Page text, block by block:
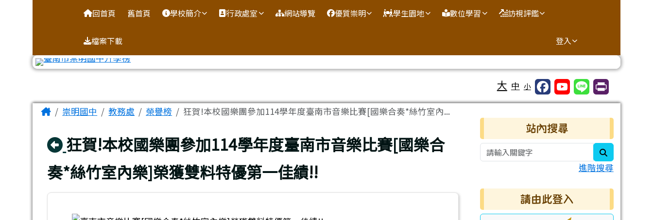
台南市崇明國中全球資訊網
回首頁 舊首頁 學校簡介 行政處室 網站導覽 優質崇明 學生園地 數位學習 訪視評鑑
檔案下載 登入
大 中 小
主內容區域
Home崇明國中 教務處 榮譽榜 狂賀!本校國樂團參加114學年度臺南市音樂比賽[國樂合奏*絲竹室內...
回上頁
狂賀!本校國樂團參加114學年度臺南市音樂比賽[國樂合
奏*絲竹室內樂]榮獲雙料特優第一佳績!!
右邊區域內容
站內搜尋
進階搜尋
請由此登入
頁尾區域